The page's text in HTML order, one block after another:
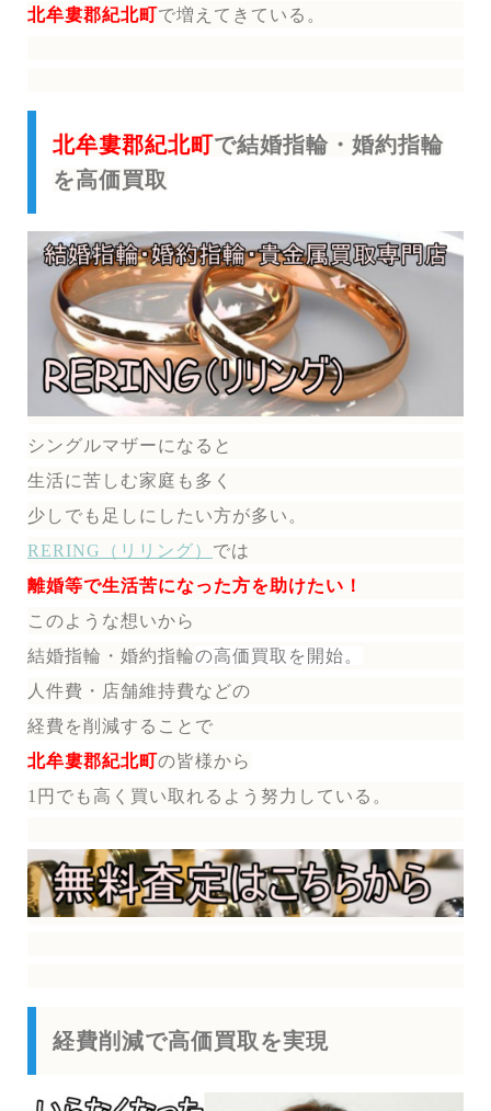
北牟婁郡紀北町で増えてきている。
北牟婁郡紀北町で結婚指輪・婚約指輪
を高価買取
シングルマザーになると
生活に苦しむ家庭も多く
少しでも足しにしたい方が多い。
RERING（リリング） では
離婚等で生活苦になった方を助けたい！
このような想いから
結婚指輪・婚約指輪の高価買取を開始。
人件費・店舗維持費などの
経費を削減することで
北牟婁郡紀北町の皆様から
1円でも高く買い取れるよう努力している。
経費削減で高価買取を実現